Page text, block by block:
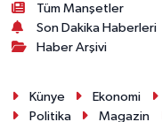
Tüm Manşetler
Son Dakika Haberleri
Haber Arşivi
Künye Ekonomi
Politika
Magazin